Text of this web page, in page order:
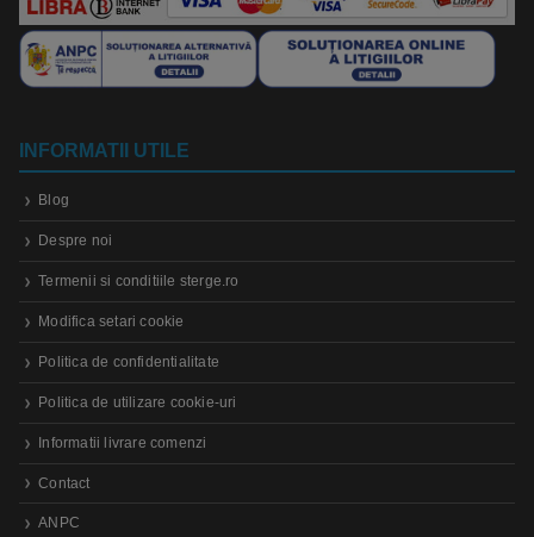
INFORMATII UTILE
Blog
Despre noi
Termenii si conditiile sterge.ro
Modifica setari cookie
Politica de confidentialitate
Politica de utilizare cookie-uri
Informatii livrare comenzi
Contact
ANPC